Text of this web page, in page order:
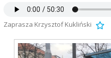
Zaprasza Krzysztof Kukliński